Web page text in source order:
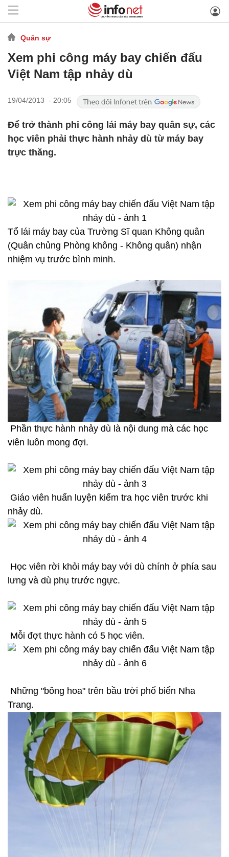
Quân sự
Xem phi công máy bay chiến đấu
Việt Nam tập nhảy dù
19/04/2013 - 20:05
Để trở thành phi công lái máy bay quân sự, các
học viên phải thực hành nhảy dù từ máy bay
trực thăng.
Tổ lái máy bay của Trường Sĩ quan Không quân
(Quân chủng Phòng không - Không quân) nhận
nhiệm vụ trước bình minh.
Phần thực hành nhảy dù là nội dung mà các học
viên luôn mong đợi.
Giáo viên huấn luyện kiểm tra học viên trước khi
nhảy dù.
Học viên rời khỏi máy bay với dù chính ở phía sau
lưng và dù phụ trước ngực.
Mỗi đợt thực hành có 5 học viên.
Những "bông hoa" trên bầu trời phố biển Nha
Trang.